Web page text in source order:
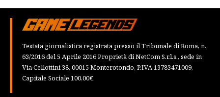
Testata giornalistica registrata presso il Tribunale di Roma, n.
63/2016 del 5 Aprile 2016 Proprietà di NetCom S.r.l.s., sede in
Via Cellottini 38, 00015 Monterotondo, P.IVA 13783471009,
Capitale Sociale 100,00€